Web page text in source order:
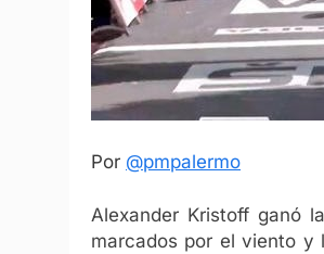
Por @pmpalermo
Alexander Kristoff ganó
marcados por el viento y